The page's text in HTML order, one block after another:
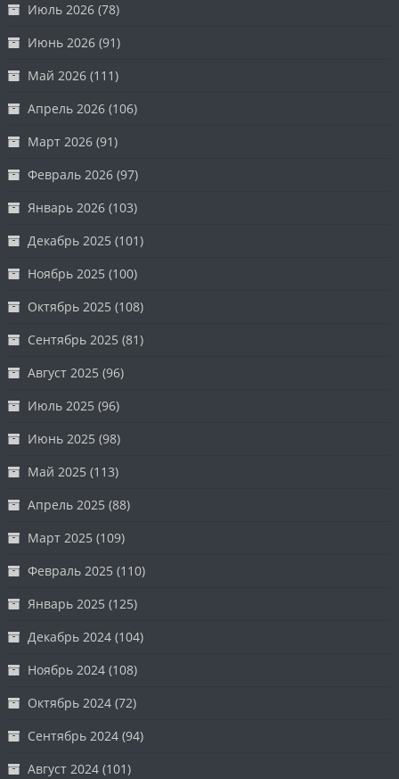
Июль 2026 (78)
Июнь 2026 (91)
Май 2026 (111)
Апрель 2026 (106)
Март 2026 (91)
Февраль 2026 (97)
Январь 2026 (103)
Декабрь 2025 (101)
Ноябрь 2025 (100)
Октябрь 2025 (108)
Сентябрь 2025 (81)
Август 2025 (96)
Июль 2025 (96)
Июнь 2025 (98)
Май 2025 (113)
Апрель 2025 (88)
Март 2025 (109)
Февраль 2025 (110)
Январь 2025 (125)
Декабрь 2024 (104)
Ноябрь 2024 (108)
Октябрь 2024 (72)
Сентябрь 2024 (94)
Август 2024 (101)